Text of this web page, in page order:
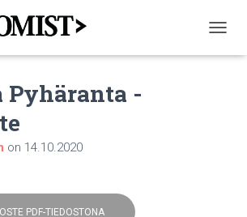
O
Pyhäranta -
on 14.10.2020
PDF-TIEDOSTONA